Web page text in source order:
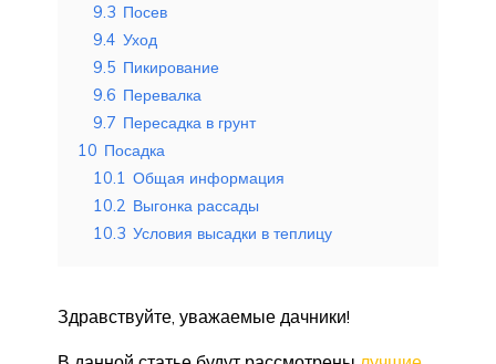
9.3 Посев
9.4 Уход
9.5 Пикирование
9.6 Перевалка
9.7 Пересадка в грунт
10 Посадка
10.1 Общая информация
10.2 Выгонка рассады
10.3 Условия высадки в теплицу
Здравствуйте, уважаемые дачники!